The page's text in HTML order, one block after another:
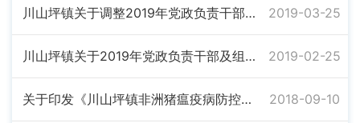
川山坪镇关于调整2019年党政负责干部及组线工作分工的通知 2019-03-25
川山坪镇关于2019年党政负责干部及组线工作分工的通知 2019-02-25
关于印发《川山坪镇非洲猪瘟疫病防控工作实施方案》的通知 2018-09-10